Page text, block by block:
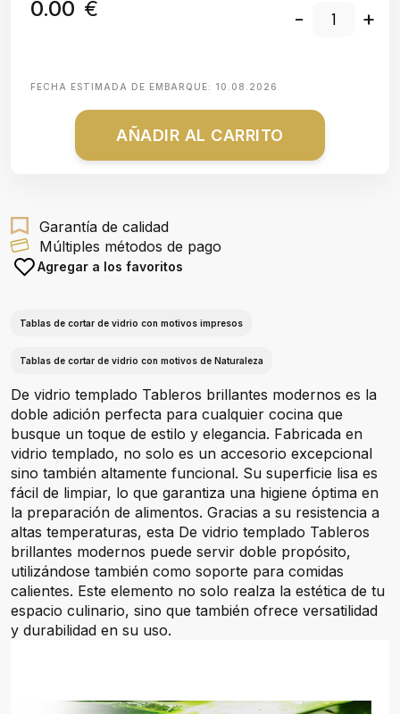
0.00 € - +
FECHA ESTIMADA DE EMBARQUE: 10.08.2026
AÑADIR AL CARRITO
Garantía de calidad
Múltiples métodos de pago
Agregar a los favoritos
Tablas de cortar de vidrio con motivos impresos
Tablas de cortar de vidrio con motivos de Naturaleza
De vidrio templado Tableros brillantes modernos es la
doble adición perfecta para cualquier cocina que
busque un toque de estilo y elegancia. Fabricada en
vidrio templado, no solo es un accesorio excepcional
sino también altamente funcional. Su superficie lisa es
fácil de limpiar, lo que garantiza una higiene óptima en
la preparación de alimentos. Gracias a su resistencia a
altas temperaturas, esta De vidrio templado Tableros
brillantes modernos puede servir doble propósito,
utilizándose también como soporte para comidas
calientes. Este elemento no solo realza la estética de tu
espacio culinario, sino que también ofrece versatilidad
y durabilidad en su uso.